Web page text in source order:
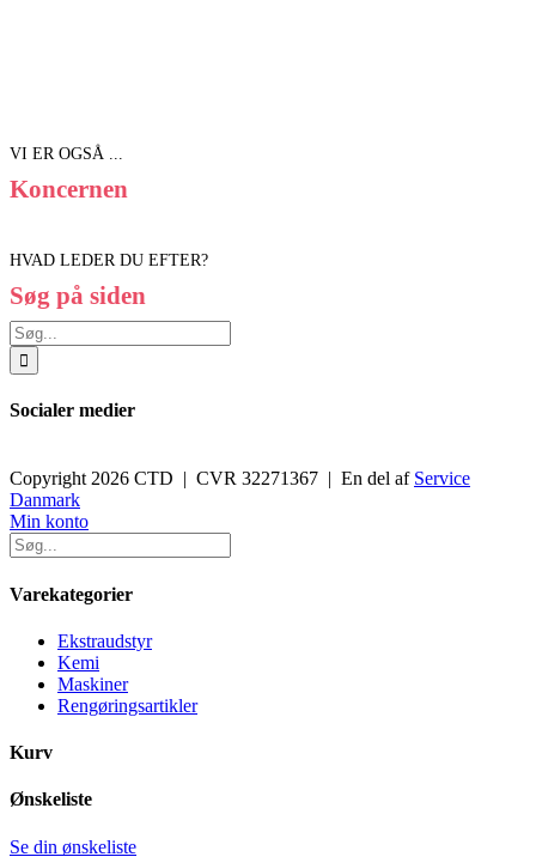
VI ER OGSÅ ...
Koncernen
HVAD LEDER DU EFTER?
Søg på siden
Søg
efter:
Socialer medier
Copyright 2026 CTD | CVR 32271367 | En del af Service
Danmark
Toggle
Sliding
Bar
Area
Min konto
Varekategorier
Ekstraudstyr
Kemi
Maskiner
Rengøringsartikler
Kurv
Ønskeliste
Se din ønskeliste